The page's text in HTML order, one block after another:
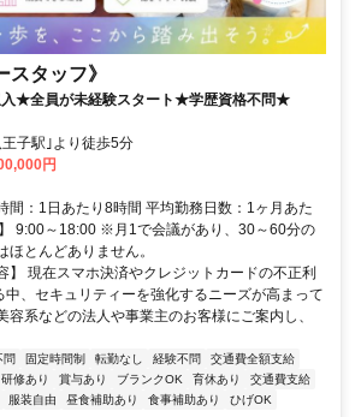
スタッフ》
★全員が未経験スタート★学歴資格不問★
子駅｣より徒歩5分
円
間：1日あたり8時間 平均勤務日数：1ヶ月あた
9:00～18:00 ※月1で会議があり、30～60分の
とんどありません。
】 現在スマホ決済やクレジットカードの不正利
中、セキュリティーを強化するニーズが高まって
容系などの法人や事業主のお客様にご案内し、
問 固定時間制 転勤なし 経験不問
交通費全額支給
研修あり 賞与あり ブランクOK 育休あり
交通費支給
服装自由 昼食補助あり 食事補助あり
ひげOK